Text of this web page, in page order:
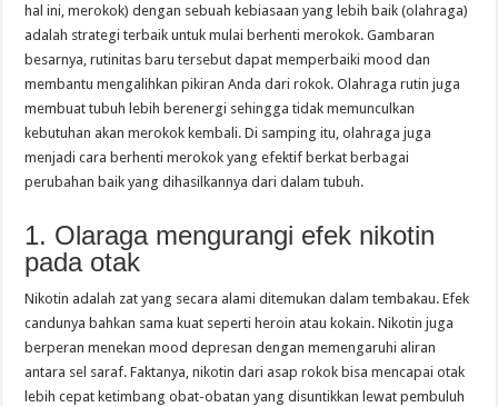
hal ini, merokok) dengan sebuah kebiasaan yang lebih baik (olahraga)
adalah strategi terbaik untuk mulai berhenti merokok. Gambaran
besarnya, rutinitas baru tersebut dapat memperbaiki mood dan
membantu mengalihkan pikiran Anda dari rokok. Olahraga rutin juga
membuat tubuh lebih berenergi sehingga tidak memunculkan
kebutuhan akan merokok kembali. Di samping itu, olahraga juga
menjadi cara berhenti merokok yang efektif berkat berbagai
perubahan baik yang dihasilkannya dari dalam tubuh.
1. Olaraga mengurangi efek nikotin
pada otak
Nikotin adalah zat yang secara alami ditemukan dalam tembakau. Efek
candunya bahkan sama kuat seperti heroin atau kokain. Nikotin juga
berperan menekan mood depresan dengan memengaruhi aliran
antara sel saraf. Faktanya, nikotin dari asap rokok bisa mencapai otak
lebih cepat ketimbang obat-obatan yang disuntikkan lewat pembuluh